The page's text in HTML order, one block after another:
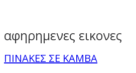
αφηρημενες εικονες
ΠΙΝΑΚΕΣ ΣΕ ΚΑΜΒΑ